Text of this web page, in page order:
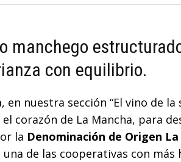
manchego
con equilibrio.
en nuestra sección “El vino de
corazón de La Mancha, para
la Denominación de Origen
de las cooperativas con